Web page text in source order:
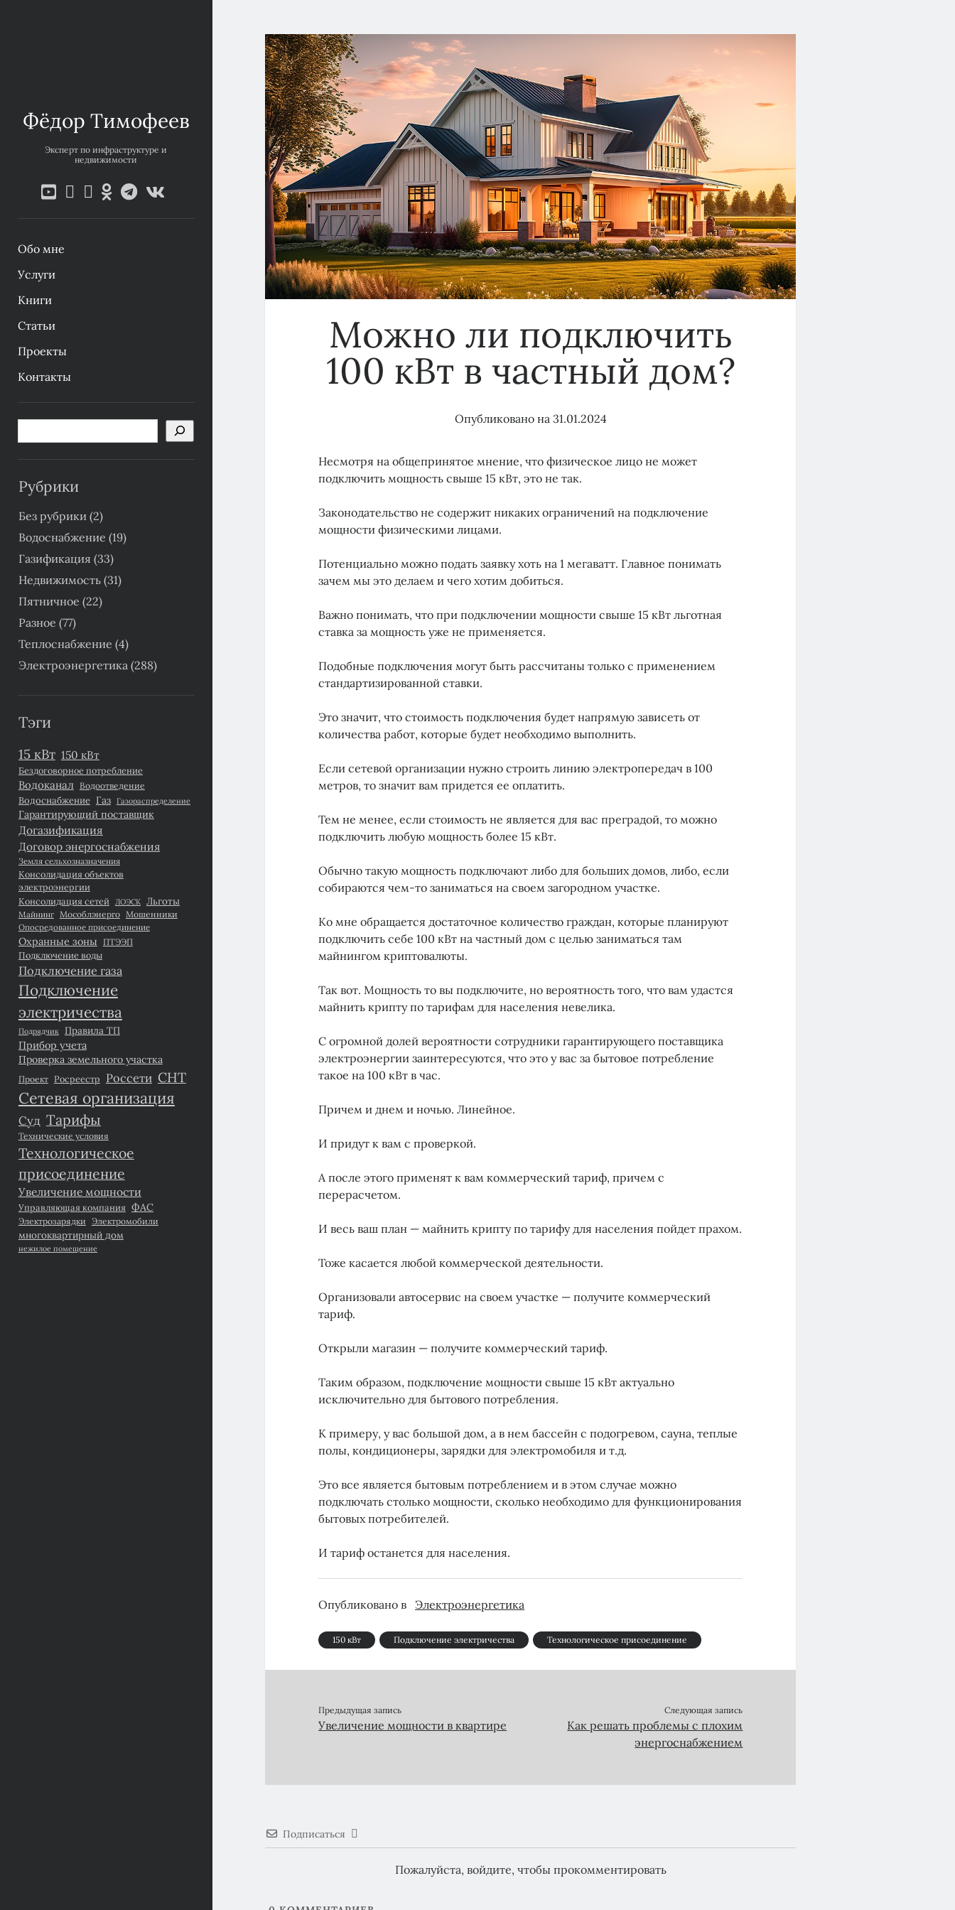
Фёдор Тимофеев
Эксперт по инфраструктуре и
недвижимости
youtube
emailphone
ok-
ru
telegram
Обо мне
Услуги
Книги
Статьи
Проекты
Контакты
Боковая
панель
Рубрики
Без рубрики(2)
Водоснабжение (19)
Газификация (33)
Недвижимость(31)
Пятничное (22)
Разное (77)
Теплоснабжение (4)
Электроэнергетика (288)
Тэги
15 кВт 150 кВт
Бездоговорное потребление
Водоканал Водоотведение
Водоснабжение Газ Газораспределение
Гарантирующий поставщик
Догазификация
Договор энергоснабжения
Земля сельхозназначения
Консолидация объектов
электроэнергии
Консолидация сетей
ЛОЭСК Льготы
Майнинг Мособлэнерго
Мошенники
Опосредованное присоединение
Охранные зоны ПТЭЭП
Подключение воды
Подключение газа
Подключение
электричества
Подрядчик Правила ТП
Прибор учета
Проверка земельного участка
Проект Росреестр Россети СНТ
Сетевая организация
Суд Тарифы
Технические условия
Технологическое
присоединение
Увеличение мощности
Управляющая компания ФАС
Электрозарядки Электромобили
многоквартирный дом
нежилое помещение
Можно ли подключить
100 кВт в частный дом?
Опубликовано на 31.01.2024
Несмотря на общепринятое мнение, что физическое лицо не может
подключить мощность свыше 15 кВт, это не так.
Законодательство не содержит никаких ограничений на подключение
мощности физическими лицами.
Потенциально можно подать заявку хоть на 1 мегаватт. Главное понимать
зачем мы это делаем и чего хотим добиться.
Важно понимать, что при подключении мощности свыше 15 кВт льготная
ставка за мощность уже не применяется.
Подобные подключения могут быть рассчитаны только с применением
стандартизированной ставки.
Это значит, что стоимость подключения будет напрямую зависеть от
количества работ, которые будет необходимо выполнить.
Если сетевой организации нужно строить линию электропередач в 100
метров, то значит вам придется ее оплатить.
Тем не менее, если стоимость не является для вас преградой, то можно
подключить любую мощность более 15 кВт.
Обычно такую мощность подключают либо для больших домов, либо, если
собираются чем-то заниматься на своем загородном участке.
Ко мне обращается достаточное количество граждан, которые планируют
подключить себе 100 кВт на частный дом с целью заниматься там
майнингом криптовалюты.
Так вот. Мощность то вы подключите, но вероятность того, что вам удастся
майнить крипту по тарифам для населения невелика.
С огромной долей вероятности сотрудники гарантирующего поставщика
электроэнергии заинтересуются, что это у вас за бытовое потребление
такое на 100 кВт в час.
Причем и днем и ночью. Линейное.
И придут к вам с проверкой.
А после этого применят к вам коммерческий тариф, причем с
перерасчетом.
И весь ваш план — майнить крипту по тарифу для населения пойдет прахом.
Тоже касается любой коммерческой деятельности.
Организовали автосервис на своем участке — получите коммерческий
тариф.
Открыли магазин — получите коммерческий тариф.
Таким образом, подключение мощности свыше 15 кВт актуально
исключительно для бытового потребления.
К примеру, у вас большой дом, а в нем бассейн с подогревом, сауна, теплые
полы, кондиционеры, зарядки для электромобиля и т.д.
Это все является бытовым потреблением и в этом случае можно
подключать столько мощности, сколько необходимо для функционирования
бытовых потребителей.
И тариф останется для населения.
Опубликовано в Электроэнергетика
150 кВт Подключение электричества Технологическое присоединение
Предыдущая запись
Увеличение мощности в квартире
Следующая запись
Как решать проблемы с плохим
энергоснабжением
Подписаться
Пожалуйста, войдите, чтобы прокомментировать